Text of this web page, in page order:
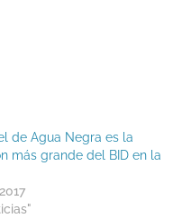
de Agua Negra es la
más grande del BID en la